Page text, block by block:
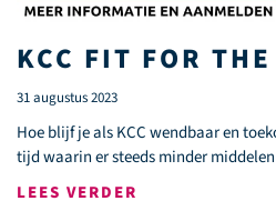
KCC FIT FOR
31 augustus 2023
Hoe blijf je als KCC wendbaar en
tijd waarin er steeds minder
LEES VERDER